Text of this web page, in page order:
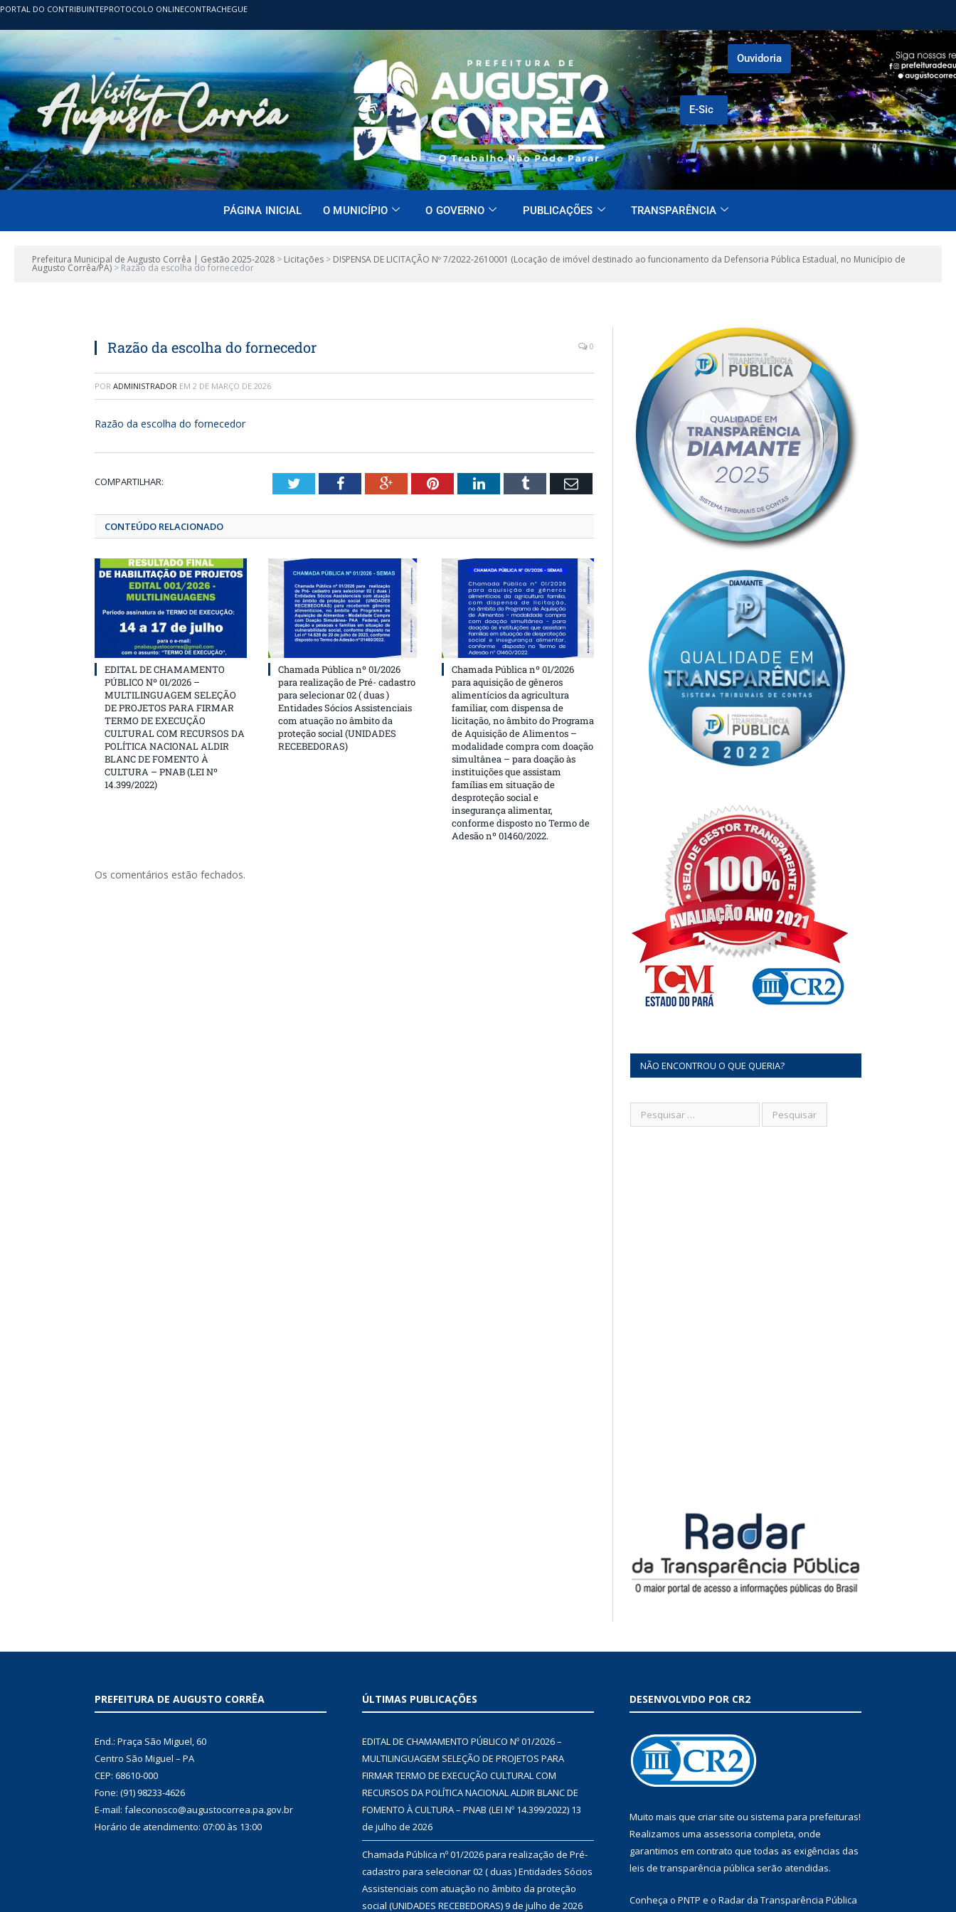
PORTAL DO CONTRIBUINTEPROTOCOLO ONLINECONTRACHEGUE
E-Sic
Ouvidoria
PÁGINA INICIAL O MUNICÍPIO O GOVERNO PUBLICAÇÕES TRANSPARÊNCIA
Prefeitura Municipal de Augusto Corrêa | Gestão 2025-2028 > Licitações > DISPENSA DE LICITAÇÃO Nº 7/2022-2610001 (Locação de imóvel destinado ao funcionamento da Defensoria Pública Estadual, no Município de
Augusto Corrêa/PA) > Razão da escolha do fornecedor
Razão da escolha do fornecedor 0
POR ADMINISTRADOR EM 2 DE MARÇO DE 2026
Razão da escolha do fornecedor
COMPARTILHAR: TwitterFacebookGoogle+Pinterest
LinkedInTumblrEmail
CONTEÚDO RELACIONADO
EDITAL DE CHAMAMENTO
PÚBLICO Nº 01/2026 –
MULTILINGUAGEM SELEÇÃO
DE PROJETOS PARA FIRMAR
TERMO DE EXECUÇÃO
CULTURAL COM RECURSOS DA
POLÍTICA NACIONAL ALDIR
BLANC DE FOMENTO À
CULTURA – PNAB (LEI Nº
14.399/2022)
Chamada Pública nº 01/2026
para realização de Pré- cadastro
para selecionar 02 ( duas )
Entidades Sócios Assistenciais
com atuação no âmbito da
proteção social (UNIDADES
RECEBEDORAS)
Chamada Pública nº 01/2026
para aquisição de gêneros
alimentícios da agricultura
familiar, com dispensa de
licitação, no âmbito do Programa
de Aquisição de Alimentos –
modalidade compra com doação
simultânea – para doação às
instituições que assistam
famílias em situação de
desproteção social e
insegurança alimentar,
conforme disposto no Termo de
Adesão nº 01460/2022.
Os comentários estão fechados.
NÃO ENCONTROU O QUE QUERIA?
PREFEITURA DE AUGUSTO CORRÊA
End.: Praça São Miguel, 60
Centro São Miguel – PA
CEP: 68610-000
Fone: (91) 98233-4626
E-mail: faleconosco@augustocorrea.pa.gov.br
Horário de atendimento: 07:00 às 13:00
ÚLTIMAS PUBLICAÇÕES
EDITAL DE CHAMAMENTO PÚBLICO Nº 01/2026 –
MULTILINGUAGEM SELEÇÃO DE PROJETOS PARA
FIRMAR TERMO DE EXECUÇÃO CULTURAL COM
RECURSOS DA POLÍTICA NACIONAL ALDIR BLANC DE
FOMENTO À CULTURA – PNAB (LEI Nº 14.399/2022) 13
de julho de 2026
Chamada Pública nº 01/2026 para realização de Pré-
cadastro para selecionar 02 ( duas ) Entidades Sócios
Assistenciais com atuação no âmbito da proteção
social (UNIDADES RECEBEDORAS)9 de julho de 2026
DESENVOLVIDO POR CR2
Muito mais que criar site ou sistema para prefeituras!
Realizamos uma assessoria completa, onde
garantimos em contrato que todas as exigências das
leis de transparência pública serão atendidas.
Conheça o PNTP e o Radar da Transparência Pública